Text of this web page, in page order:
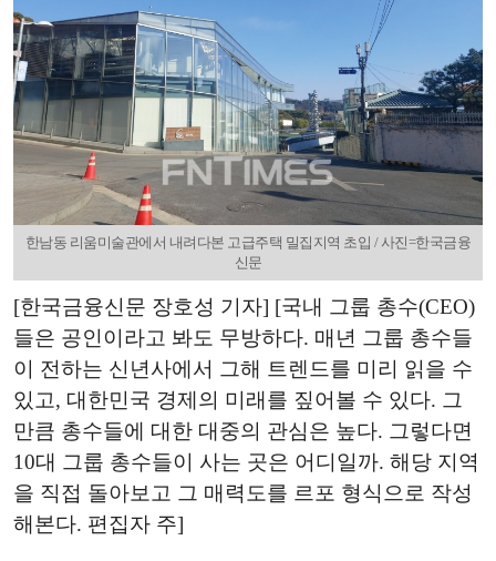
한남동 리움미술관에서 내려다본 고급주택 밀집지역 초입 / 사진=한국금융
신문
[한국금융신문 장호성 기자] [국내 그룹 총수(CEO)
들은 공인이라고 봐도 무방하다. 매년 그룹 총수들
이 전하는 신년사에서 그해 트렌드를 미리 읽을 수
있고, 대한민국 경제의 미래를 짚어볼 수 있다. 그
만큼 총수들에 대한 대중의 관심은 높다. 그렇다면
10대 그룹 총수들이 사는 곳은 어디일까. 해당 지역
을 직접 돌아보고 그 매력도를 르포 형식으로 작성
해본다. 편집자 주]